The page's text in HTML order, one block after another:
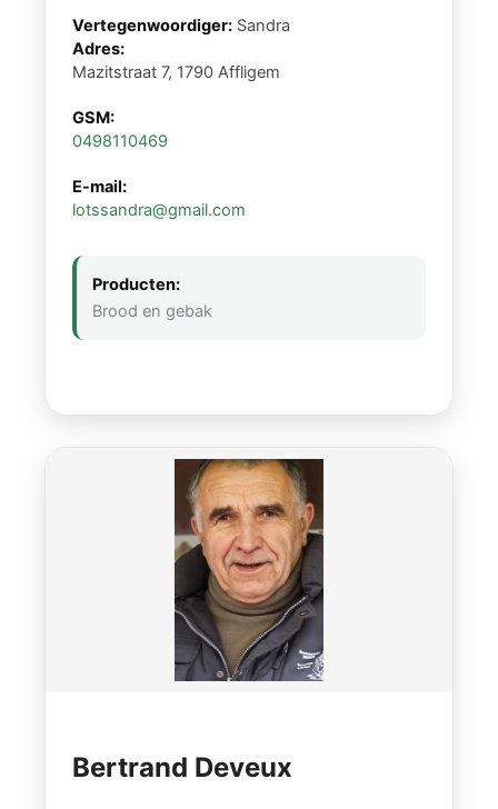
Vertegenwoordiger: Sandra
Adres:
Mazitstraat 7, 1790 Affligem
GSM:
0498110469
E-mail:
lotssandra@gmail.com
Producten:
Brood en gebak
Bertrand Deveux